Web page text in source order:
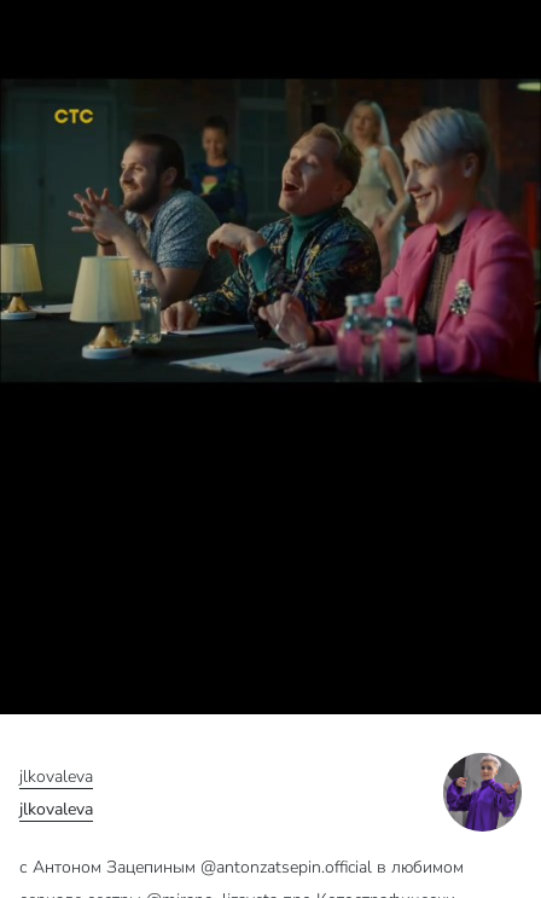
jlkovaleva
jlkovaleva
с Антоном Зацепиным @antonzatsepin.official в любимом